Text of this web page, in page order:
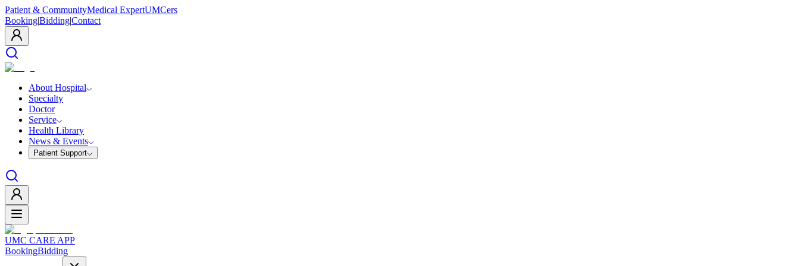
Patient & CommunityMedical ExpertUMCers
Booking|Bidding|Contact
About Hospital
Specialty
Doctor
Service
Health Library
News & Events
Patient Support
UMC CARE APP
BookingBidding